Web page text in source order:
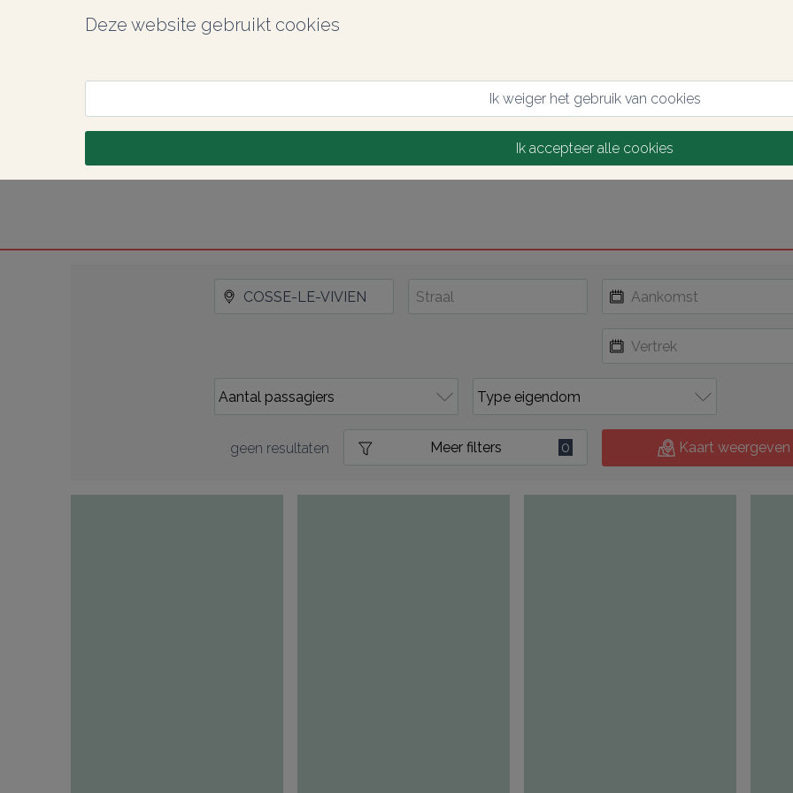
Deze website gebruikt cookies
Ik weiger het gebruik van cookies
Ik accepteer alle cookies
geen resultaten Meer filters 0 Kaart weergeven